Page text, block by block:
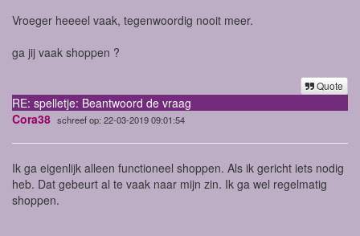
Vroeger heeeel vaak, tegenwoordig nooit meer.
ga jij vaak shoppen ?
Quote
RE: spelletje: Beantwoord de vraag
Cora38 schreef op: 22-03-2019 09:01:54
Ik ga eigenlijk alleen functioneel shoppen. Als ik gericht iets nodig
heb. Dat gebeurt al te vaak naar mijn zin. Ik ga wel regelmatig
shoppen.